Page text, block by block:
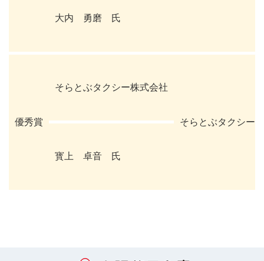
大内 勇磨 氏
優秀賞
そらとぶタクシー株式会社
そらとぶタクシー
寳上 卓音 氏